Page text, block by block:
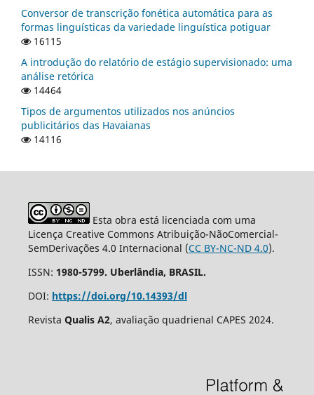
Conversor de transcrição fonética automática para as
formas linguísticas da variedade linguística potiguar
16115
A introdução do relatório de estágio supervisionado: uma
análise retórica
14464
Tipos de argumentos utilizados nos anúncios
publicitários das Havaianas
14116
Esta obra está licenciada com uma
Licença Creative Commons Atribuição-NãoComercial-
SemDerivações 4.0 Internacional (CC BY-NC-ND 4.0).
ISSN: 1980-5799. Uberlândia, BRASIL.
DOI: https://doi.org/10.14393/dl
Revista Qualis A2, avaliação quadrienal CAPES 2024.